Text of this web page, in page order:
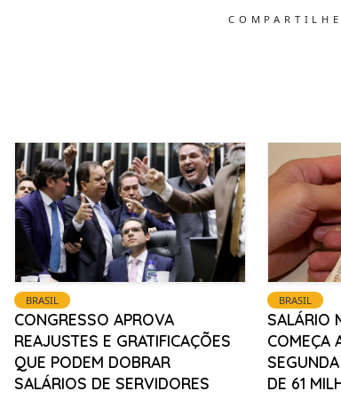
BRASIL
CONGRESSO APROVA
REAJUSTES E GRATIFICAÇÕES
QUE PODEM DOBRAR
SALÁRIOS DE SERVIDORES
BRASIL
SALÁRIO
COMEÇA
DE 61